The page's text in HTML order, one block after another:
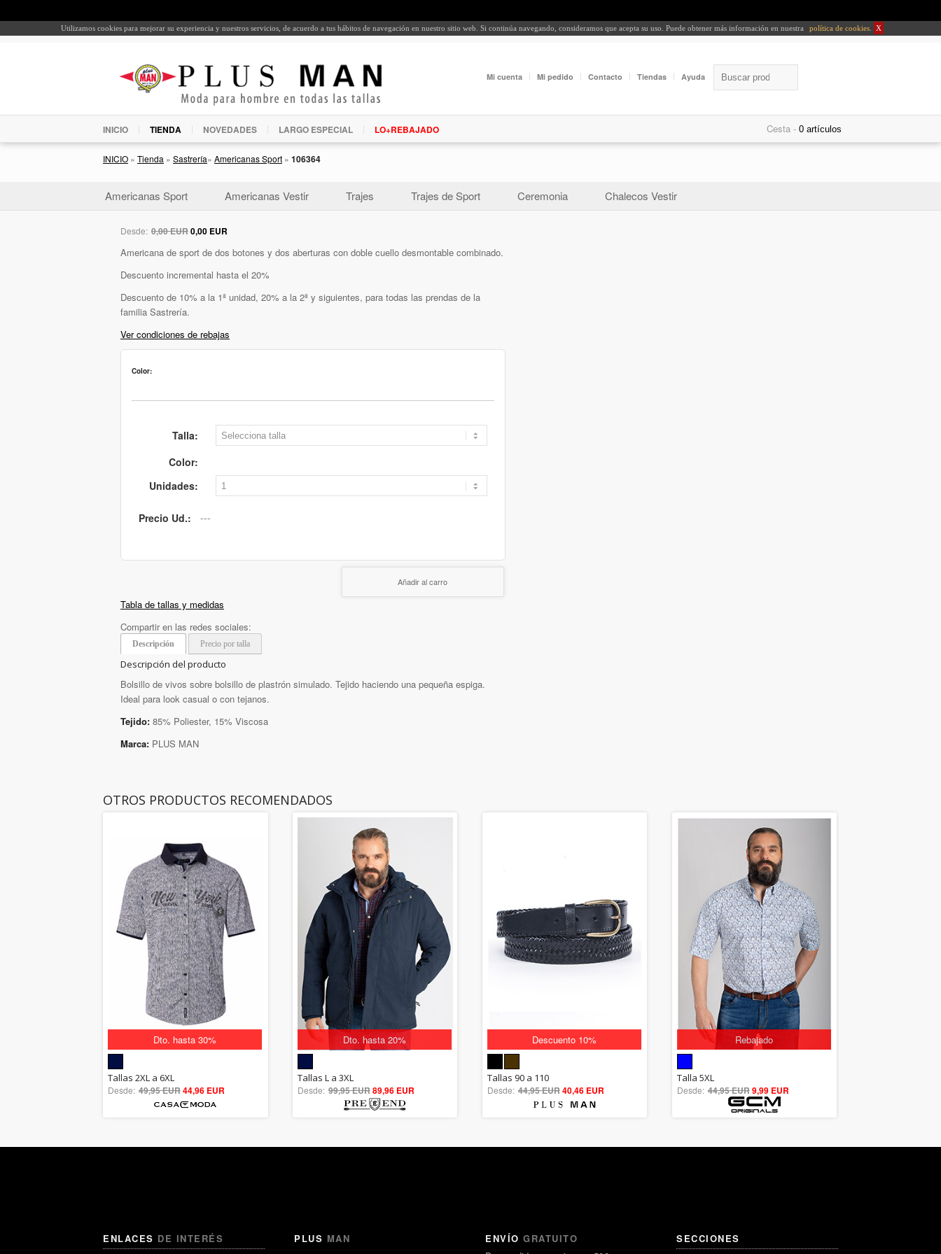
Utilizamos cookies para mejorar su experiencia y nuestros servicios, de acuerdo a tus hábitos de navegación en nuestro sitio web. Si continúa navegando, consideramos que acepta su uso. Puede obtener más información en nuestra política de cookies X
Mi cuenta Mi pedido Contacto Tiendas Ayuda
INICIO TIENDA NOVEDADES LARGO ESPECIAL LO+REBAJADO Cesta -
INICIO » Tienda » Sastrería» Americanas Sport » 106364
Americanas Sport Americanas Vestir Trajes Trajes de Sport Ceremonia Chalecos Vestir
Desde: 0,00 EUR0,00 EUR
Americana de sport de dos botones y dos aberturas con doble cuello desmontable combinado.
Descuento incremental hasta el 20%
Descuento de 10% a la 1ª unidad, 20% a la 2ª y siguientes, para todas las prendas de la
familia Sastrería.
Ver condiciones de rebajas
Color:
Talla:
Color:
Unidades:
Precio Ud.:
Añadir al carro
Tabla de tallas y medidas
Compartir en las redes sociales:
Descripción Precio por talla
Descripción del producto
Bolsillo de vivos sobre bolsillo de plastrón simulado. Tejido haciendo una pequeña espiga.
Ideal para look casual o con tejanos.
Tejido: 85% Poliester, 15% Viscosa
Marca: PLUS MAN
OTROS PRODUCTOS RECOMENDADOS
Dto. hasta 30%
5.00
out of 5
Tallas 2XL a 6XL
Desde: 49,95 EUR44,96 EUR
Dto. hasta 20%
5.00
out of 5
Tallas L a 3XL
Desde: 99,95 EUR89,96 EUR
Descuento 10%
5.00
out of 5
Tallas 90 a 110
Desde: 44,95 EUR40,46 EUR
Rebajado
out of 5
Talla 5XL
Desde: 44,95 EUR9,99 EUR
ENLACES DE INTERÉS PLUS MAN
ENVÍO GRATUITO
SECCIONES